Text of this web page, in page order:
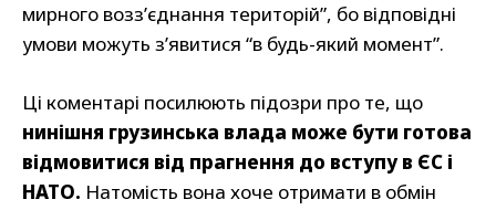
мирного возз’єднання територій”, бо відповідні
умови можуть з’явитися “в будь-який момент”.
Ці коментарі посилюють підозри про те, що
нинішня грузинська влада може бути готова
відмовитися від прагнення до вступу в ЄС і
НАТО. Натомість вона хоче отримати в обмін